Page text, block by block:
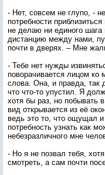
- Нет, совсем не глупо, -
потребности
не делаю ни единого шага
дистанцию между нами,
почти в дверях. – Мне
- Тебе нет нужды
поворачивается лицом ко
слова. Она, и правда, так
что что-то упустил. Я
хотя бы раз, но побывать
вид открывается из её
ведь это то, что ощущал
потребность узнать как
небезразличного мне
- Но я не позвал тебя,
смотреть, а сам почти